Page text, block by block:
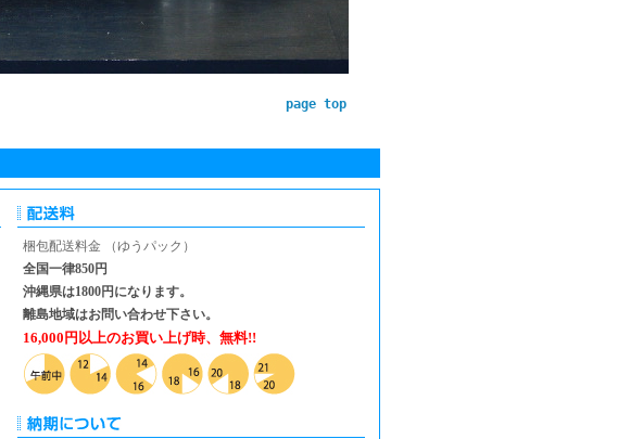
page top
梱包配送料金 （ゆうパック）
全国一律850円
沖縄県は1800円になります。
離島地域はお問い合わせ下さい。
16,000円以上のお買い上げ時、無料!!